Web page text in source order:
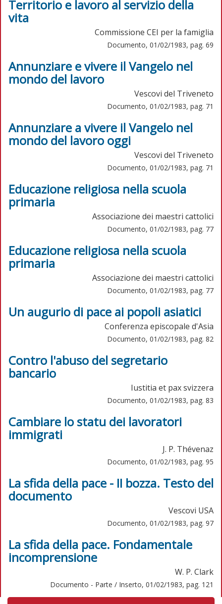
Territorio e lavoro al servizio della
vita
Commissione CEI per la famiglia
Documento, 01/02/1983, pag. 69
Annunziare e vivere il Vangelo nel
mondo del lavoro
Vescovi del Triveneto
Documento, 01/02/1983, pag. 71
Annunziare a vivere il Vangelo nel
mondo del lavoro oggi
Vescovi del Triveneto
Documento, 01/02/1983, pag. 71
Educazione religiosa nella scuola
primaria
Associazione dei maestri cattolici
Documento, 01/02/1983, pag. 77
Educazione religiosa nella scuola
primaria
Associazione dei maestri cattolici
Documento, 01/02/1983, pag. 77
Un augurio di pace ai popoli asiatici
Conferenza episcopale d'Asia
Documento, 01/02/1983, pag. 82
Contro l'abuso del segretario
bancario
Iustitia et pax svizzera
Documento, 01/02/1983, pag. 83
Cambiare lo statu dei lavoratori
immigrati
J. P. Thévenaz
Documento, 01/02/1983, pag. 95
La sfida della pace - II bozza. Testo del
documento
Vescovi USA
Documento, 01/02/1983, pag. 97
La sfida della pace. Fondamentale
incomprensione
W. P. Clark
Documento - Parte / Inserto, 01/02/1983, pag. 121